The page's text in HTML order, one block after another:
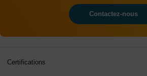
Contactez-nous
Certifications